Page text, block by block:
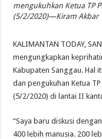
mengukuhkan Ketua TP
(5/2/2020)—Kiram Akbar
KALIMANTAN TODAY,
mengungkapkan
Kabupaten Sanggau. Hal
dan pengukuhan Ketua
(5/2/2020) di lantai II
“Saya baru diskusi
400 lebih manusia. 200